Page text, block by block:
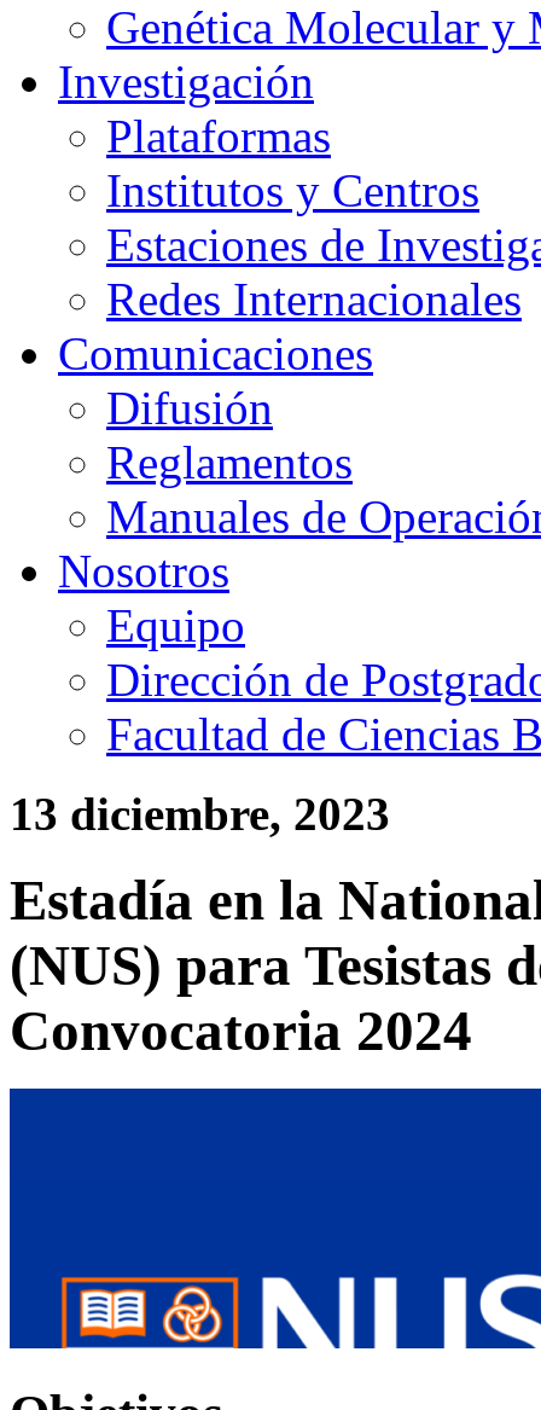
Genética Molecular
Investigación
Plataformas
Institutos y Centros
Estaciones de
Redes Internacionales
Comunicaciones
Difusión
Reglamentos
Manuales de
Nosotros
Equipo
Dirección de
Facultad de Ciencias
13 diciembre, 2023
Estadía en la
(NUS) para Tesistas
Convocatoria 2024